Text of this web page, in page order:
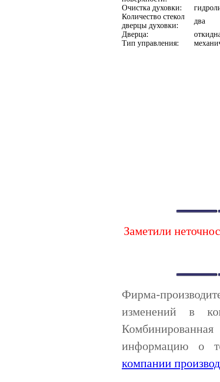
Очистка духовки:
Количество стекол
дверцы духовки:
два
Дверца:
Тип управления:
Заметили
Фирма-
изменений в
информацию о
компании